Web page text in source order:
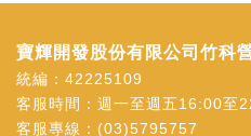
寶輝開發股份有限公司竹科
統編：42225109
客服時間：週一至週五16:00至
客服專線： (03)5795757